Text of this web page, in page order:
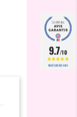
9.7/10
BASÉ SUR 502 AVIS